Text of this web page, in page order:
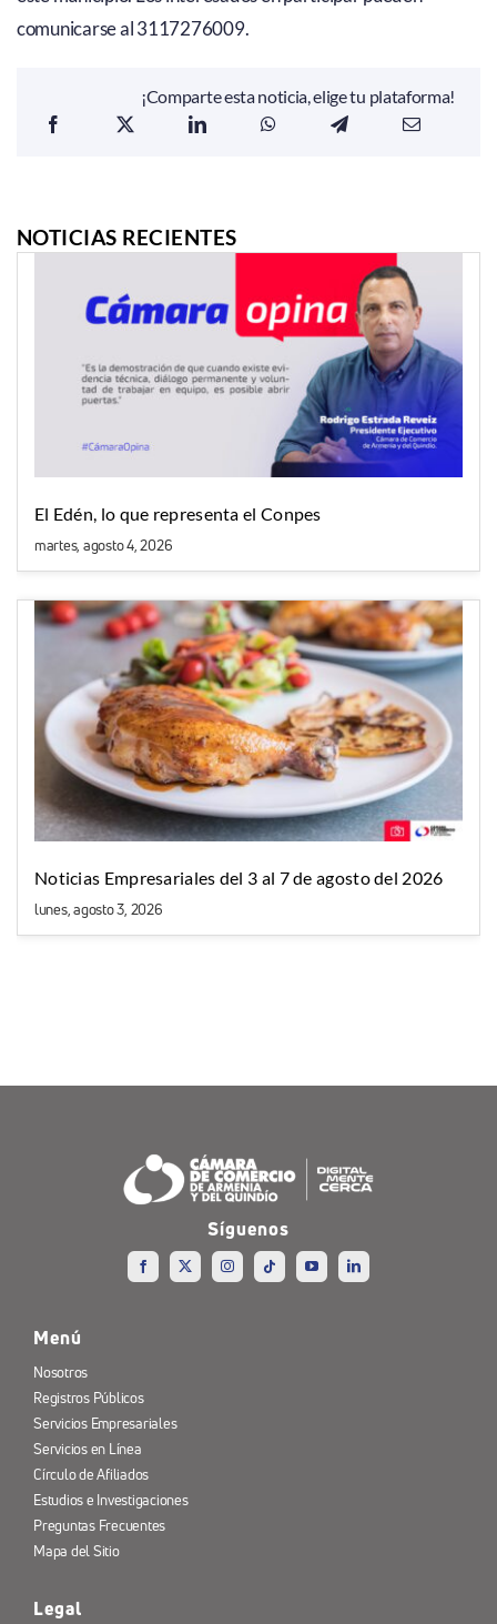
comunicarse al 3117276009.
¡Comparte esta noticia, elige tu plataforma!
NOTICIAS RECIENTES
El Edén, lo que representa el Conpes
martes, agosto 4, 2026
Noticias Empresariales del 3 al 7 de agosto del 2026
lunes, agosto 3, 2026
Síguenos
Menú
Nosotros
Registros Públicos
Servicios Empresariales
Servicios en Línea
Círculo de Afiliados
Estudios e Investigaciones
Preguntas Frecuentes
Mapa del Sitio
Legal